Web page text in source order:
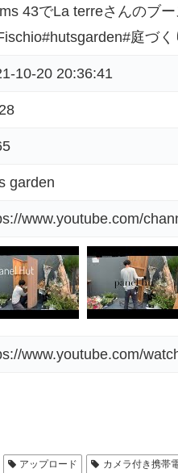
43でLa terreさんのブ
庭づ
10-20 20:36:41
garden
www.youtube.com/
www.youtube.com/
アップロード カメラ付き携帯